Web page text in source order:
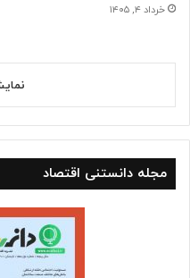
خرداد ۴, ۱۴۰۵
مجله دانستنی اقتصاد